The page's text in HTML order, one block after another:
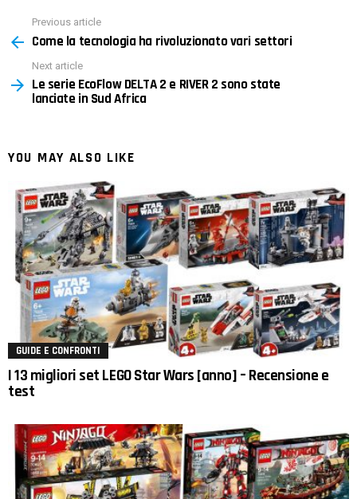
more
Previous article
Come la tecnologia ha rivoluzionato vari settori
Next article
Le serie EcoFlow DELTA 2 e RIVER 2 sono state
lanciate in Sud Africa
YOU MAY ALSO LIKE
GUIDE E CONFRONTI
I 13 migliori set LEGO Star Wars [anno] – Recensione e
test